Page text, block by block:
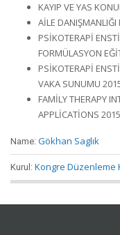
KAYIP VE YAS
AİLE
PSİKOTERAPİ
FORMÜLASYON
PSİKOTERAPİ
VAKA SUNUMU
FAMİLY THERAPY
APPLİCATİONS 2015
Name: Gökhan Saglık
Kurul: Kongre Düzenleme